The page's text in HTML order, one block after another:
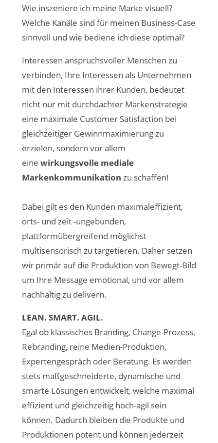
Wie inszeniere ich meine Marke visuell?
Welche Kanäle sind für meinen Business-Case
sinnvoll und wie bediene ich diese optimal?
Interessen anspruchsvoller Menschen zu
verbinden, Ihre Interessen als Unternehmen
mit den Interessen ihrer Kunden, bedeutet
nicht nur mit durchdachter Markenstrategie
eine maximale Customer Satisfaction bei
gleichzeitiger Gewinnmaximierung zu
erzielen, sondern vor allem
eine wirkungsvolle mediale
Markenkommunikation zu schaffen!
Dabei gilt es den Kunden maximaleffizient,
orts- und zeit -ungebunden,
plattformübergreifend möglichst
multisensorisch zu targetieren. Daher setzen
wir primär auf die Produktion von Bewegt-Bild
um Ihre Message emotional, und vor allem
nachhaltig zu delivern.
LEAN. SMART. AGIL.
Egal ob klassisches Branding, Change-Prozess,
Rebranding, reine Medien-Produktion,
Expertengespräch oder Beratung. Es werden
stets maßgeschneiderte, dynamische und
smarte Lösungen entwickelt, welche maximal
effizient und gleichzeitig hoch-agil sein
können. Dadurch bleiben die Produkte und
Produktionen potent und können jederzeit